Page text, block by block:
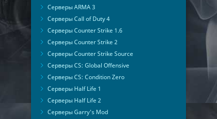
Серверы ARMA 3
Серверы Call of Duty 4
Серверы Counter Strike 1.6
Серверы Counter Strike 2
Серверы Counter Strike Source
Серверы CS: Global Offensive
Серверы CS: Condition Zero
Серверы Half Life 1
Серверы Half Life 2
Серверы Garry's Mod